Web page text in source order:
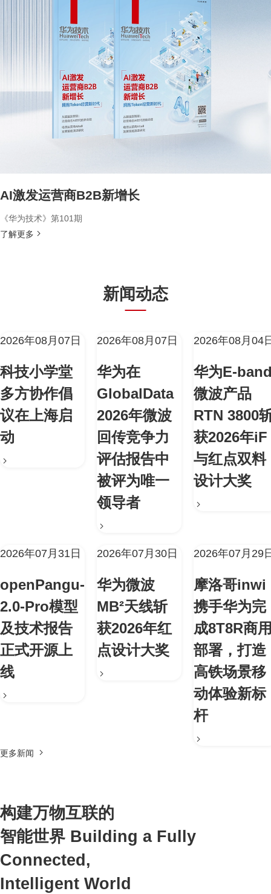
AI激发运营商B2B新增长
《华为技术》第101期
了解更多
新闻动态
2026年08月07日
科技小学堂
多方协作倡
议在上海启
动
2026年08月07日
华为在
GlobalData
2026年微波
回传竞争力
评估报告中
被评为唯一
领导者
2026年08月04
华为E-
微波产品
RTN 3800
获2026年iF
与红点双料
设计大奖
2026年07月31日
openPangu-
2.0-Pro模型
及技术报告
正式开源上
线
2026年07月30日
华为微波
MB²天线斩
获2026年红
点设计大奖
2026年07月29
摩洛哥inwi
携手华为完
成8T8R商
部署，打造
高铁场景移
动体验新标
杆
更多新闻
构建万物互联的
智能世界 Building a Fully
Connected,
Intelligent World